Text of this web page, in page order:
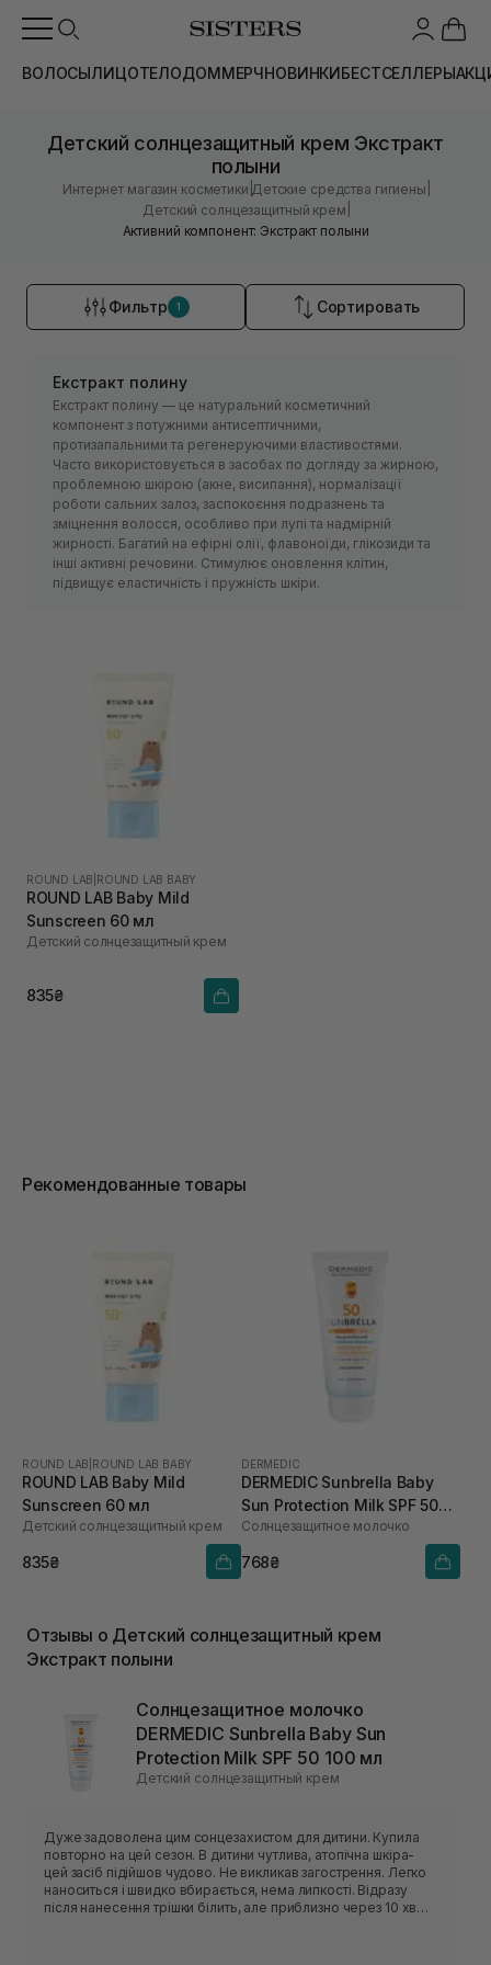
ВОЛОСЫЛИЦОТЕЛОДОММЕРЧНОВИНКИБЕСТСЕЛЛЕРЫ
Детский солнцезащитный крем Экстракт
полыни
Интернет магазин косметики Детские средства гигиены
Детский солнцезащитный крем
Активний компонент: Экстракт полыни
Фильтр 1 Сортировать
Екстракт полину
Екстракт полину — це натуральний косметичний
компонент з потужними антисептичними,
протизапальними та регенеруючими властивостями.
Часто використовується в засобах по догляду за жирною,
проблемною шкірою (акне, висипання), нормалізації
роботи сальних залоз, заспокоєння подразнень та
зміцнення волосся, особливо при лупі та надмірній
жирності. Багатий на ефірні олії, флавоноїди, глікозиди та
інші активні речовини. Стимулює оновлення клітин,
підвищує еластичність і пружність шкіри.
ROUND LAB ROUND LAB BABY
ROUND LAB Baby Mild
Sunscreen 60 мл
Детский солнцезащитный крем
835₴
Рекомендованные товары
ROUND LAB ROUND LAB BABY
ROUND LAB Baby Mild
Sunscreen 60 мл
Детский солнцезащитный крем
835₴
DERMEDIC
DERMEDIC Sunbrella Baby
Sun Protection Milk SPF 50
100 мл
Солнцезащитное молочко
768₴
Отзывы о Детский солнцезащитный крем
Экстракт полыни
Солнцезащитное молочко
DERMEDIC Sunbrella Baby Sun
Protection Milk SPF 50 100 мл
Детский солнцезащитный крем
Дуже задоволена цим сонцезахистом для дитини. Купила
повторно на цей сезон. В дитини чутлива, атопічна шкіра-
цей засіб підійшов чудово. Не викликав загострення. Легко
наноситься і швидко вбирається, нема липкості. Відразу
після нанесення трішки білить, але приблизно через 10 хв